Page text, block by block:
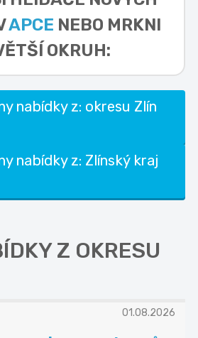
APCE NEBO MRKNI
OKRUH:
nabídky z: okresu Zlín
nabídky z: Zlínský kraj
Z OKRESU
01.08.2026